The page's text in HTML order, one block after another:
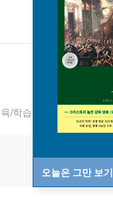
오늘은 그만 보기
/학습 저자